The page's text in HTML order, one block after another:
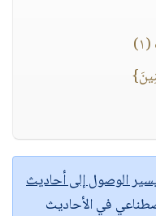
الوصول إلى أحاديث
في الأحاديث